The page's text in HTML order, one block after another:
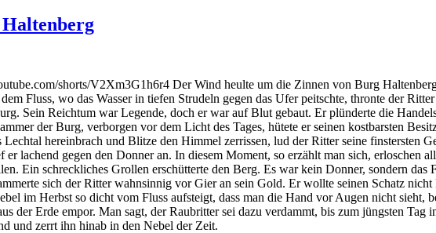
shorts/V2Xm3G1h6r4 Der Wind heulte um die Zinnen von Burg
Fluss, wo das Wasser in tiefen Strudeln gegen das Ufer peitschte, thronte der
Sein Reichtum war Legende, doch er war auf Blut gebaut. Er plünderte die
der Burg, verborgen vor dem Licht des Tages, hütete er seinen kostbarsten
hereinbrach und Blitze den Himmel zerrissen, lud der Ritter seine finstersten
lachend gegen den Donner an. In diesem Moment, so erzählt man sich, erloschen
Ein schreckliches Grollen erschütterte den Berg. Es war kein Donner, sondern das
sich der Ritter wahnsinnig vor Gier an sein Gold. Er wollte seinen Schatz
im Herbst so dicht vom Fluss aufsteigt, dass man die Hand vor Augen nicht sieht,
der Erde empor. Man sagt, der Raubritter sei dazu verdammt, bis zum jüngsten Tag
und zerrt ihn hinab in den Nebel der Zeit.